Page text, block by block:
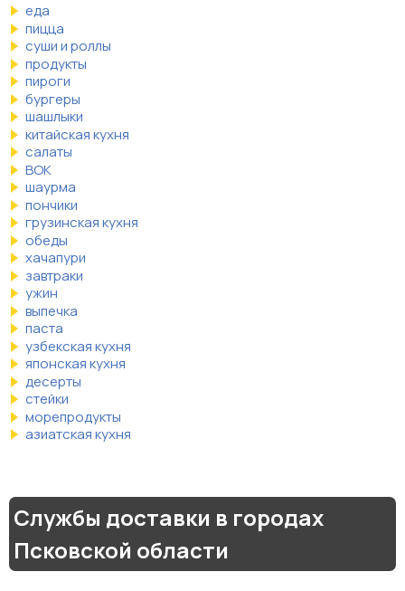
еда
пицца
суши и роллы
продукты
пироги
бургеры
шашлыки
китайская кухня
салаты
ВОК
шаурма
пончики
грузинская кухня
обеды
хачапури
завтраки
ужин
выпечка
паста
узбекская кухня
японская кухня
десерты
стейки
морепродукты
азиатская кухня
Службы доставки в городах
Псковской области